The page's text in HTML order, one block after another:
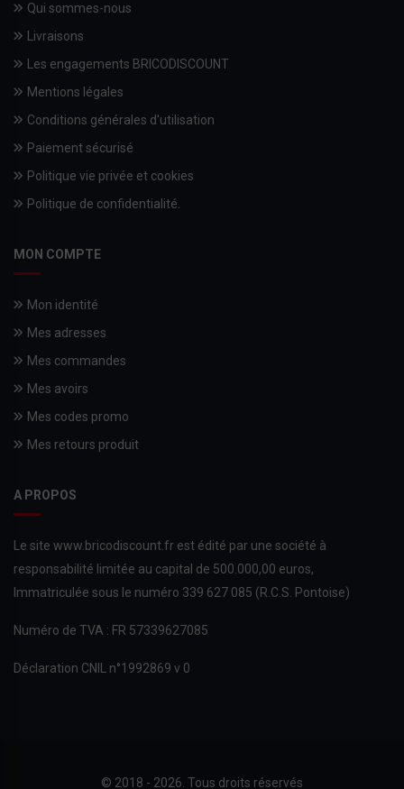
Qui sommes-nous
Livraisons
Les engagements BRICODISCOUNT
Mentions légales
Conditions générales d'utilisation
Paiement sécurisé
Politique vie privée et cookies
Politique de confidentialité.
MON COMPTE
Mon identité
Mes adresses
Mes commandes
Mes avoirs
Mes codes promo
Mes retours produit
A PROPOS
Le site www.bricodiscount.fr est édité par une société à
responsabilité limitée au capital de 500.000,00 euros,
Immatriculée sous le numéro 339 627 085 (R.C.S. Pontoise)
Numéro de TVA : FR 57339627085
Déclaration CNIL n°1992869 v 0
© 2018 - 2026. Tous droits réservés